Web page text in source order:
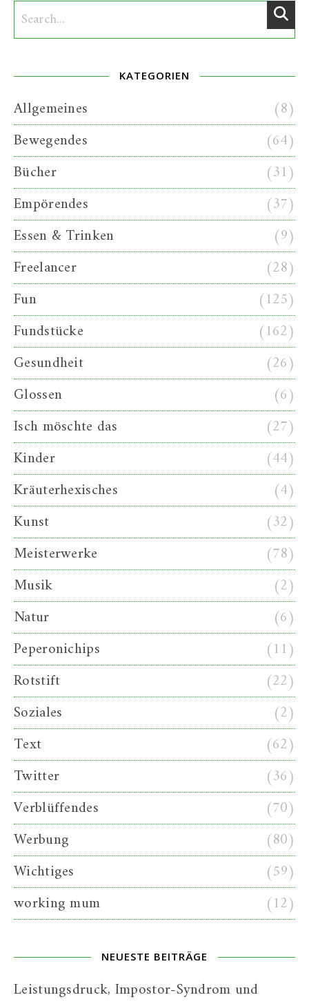
KATEGORIEN
Allgemeines
(8)
Bewegendes
(64)
Bücher
(31)
Empörendes
(37)
Essen & Trinken
(9)
Freelancer
(28)
Fun
(125)
Fundstücke
(162)
Gesundheit
(26)
Glossen
(6)
Isch möschte das
(27)
Kinder
(44)
Kräuterhexisches
(4)
Kunst
(32)
Meisterwerke
(78)
Musik
(2)
Natur
(6)
Peperonichips
(11)
Rotstift
(22)
Soziales
(2)
Text
(62)
Twitter
(36)
Verblüffendes
(70)
Werbung
(80)
Wichtiges
(59)
working mum
(12)
NEUESTE BEITRÄGE
Leistungsdruck, Impostor-Syndrom und